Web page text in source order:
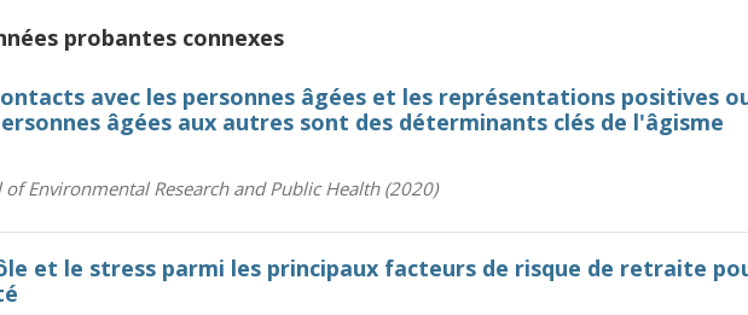
probantes connexes
avec les personnes âgées et les représentations positives
âgées aux autres sont des déterminants clés de l'âgisme
Environmental Research and Public Health (2020)
et le stress parmi les principaux facteurs de risque de retraite